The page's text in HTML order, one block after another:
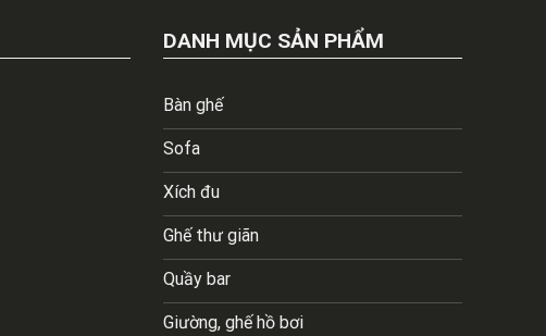
DANH MỤC SẢN PHẨM
Bàn ghế
Sofa
Xích đu
Ghế thư giãn
Quầy bar
Giường, ghế hồ bơi